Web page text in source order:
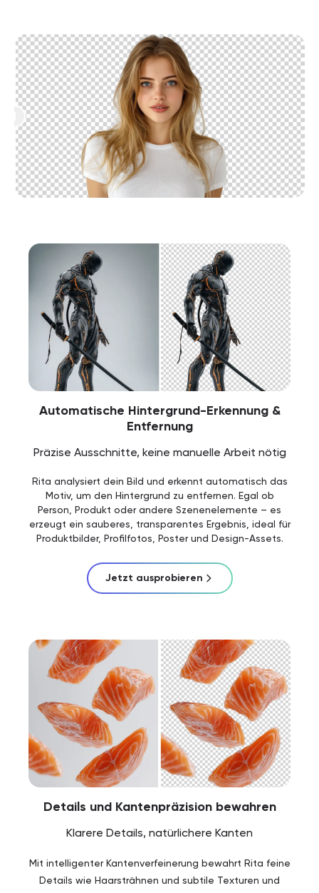
Automatische Hintergrund-Erkennung &
Entfernung
Präzise Ausschnitte, keine manuelle Arbeit nötig
Rita analysiert dein Bild und erkennt automatisch das
Motiv, um den Hintergrund zu entfernen. Egal ob
Person, Produkt oder andere Szenenelemente – es
erzeugt ein sauberes, transparentes Ergebnis, ideal für
Produktbilder, Profilfotos, Poster und Design-Assets.
Jetzt ausprobieren
Details und Kantenpräzision bewahren
Klarere Details, natürlichere Kanten
Mit intelligenter Kantenverfeinerung bewahrt Rita feine
Details wie Haarsträhnen und subtile Texturen und